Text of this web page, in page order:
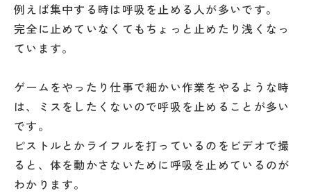
例えば集中する時は呼吸を止める人が多いです。
完全に止めていなくてもちょっと止めたり浅くなっ
ています。
ゲームをやったり仕事で細かい作業をやるような時
は、ミスをしたくないので呼吸を止めることが多い
です。
ピストルとかライフルを打っているのをビデオで撮
ると、体を動かさないために呼吸を止めているのが
わかります。